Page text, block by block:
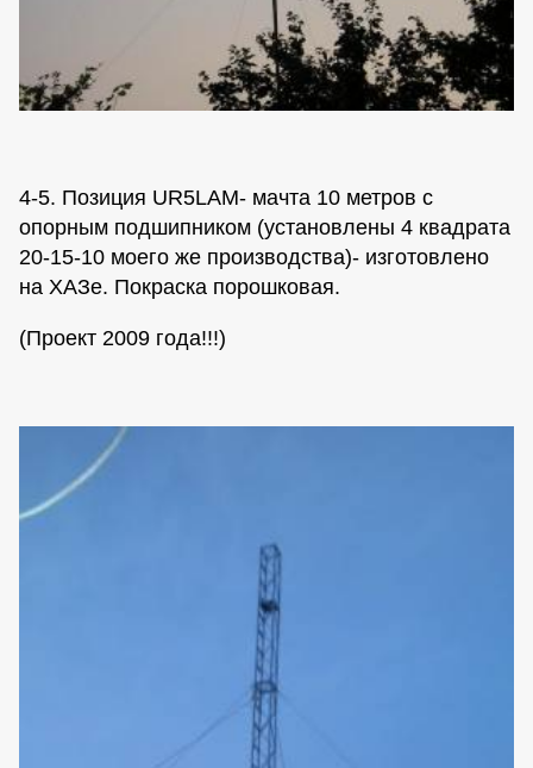
4-5. Позиция UR5LAM- мачта 10 метров с
опорным подшипником (установлены 4 квадрата
20-15-10 моего же производства)- изготовлено
на ХАЗе. Покраска порошковая.
(Проект 2009 года!!!)